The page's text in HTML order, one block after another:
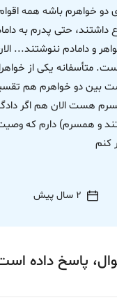
حتی پدرم به
و دامادم ننوشتند...
یکی از
بین دو خواهرم هم
کنم
2 سال پیش
پاسخ داده‌